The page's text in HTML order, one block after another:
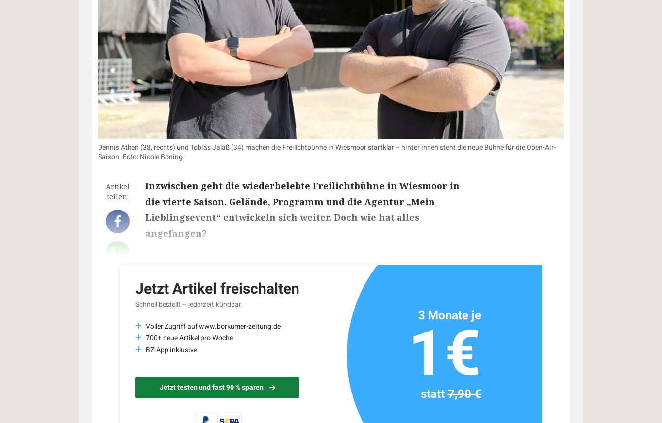
Dennis Athen (38, rechts) und Tobias Jalaß (34) machen die Freilichtbühne in Wiesmoor startklar – hinter ihnen steht die neue Bühne für die Open-Air-
Saison. Foto: Nicole Böning
Artikel
teilen:
Inzwischen geht die wiederbelebte Freilichtbühne in Wiesmoor in
die vierte Saison. Gelände, Programm und die Agentur „Mein
Lieblingsevent“ entwickeln sich weiter. Doch wie hat alles
angefangen?
Jetzt Artikel freischalten
Schnell bestellt – jederzeit kündbar.
Voller Zugriff auf www.borkumer-zeitung.de
700+ neue Artikel pro Woche
BZ-App inklusive
Jetzt testen und fast 90 % sparen
3 Monate je
1€
statt7,90 €